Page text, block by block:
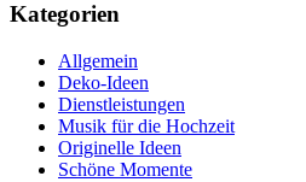
Kategorien
Allgemein
Deko-Ideen
Dienstleistungen
Musik für die Hochzeit
Originelle Ideen
Schöne Momente